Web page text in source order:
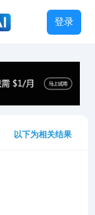
登录
以下为相关结果